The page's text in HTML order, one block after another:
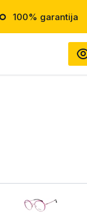
100% garantija